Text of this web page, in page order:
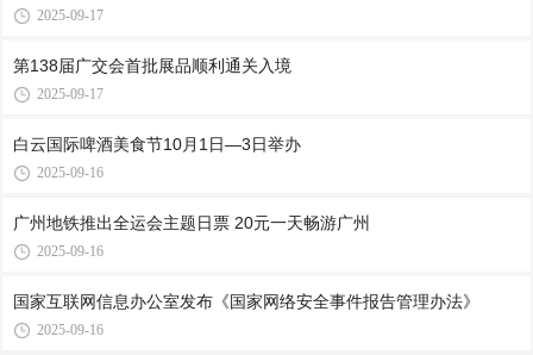
2025-09-17
第138届广交会首批展品顺利通关入境
2025-09-17
白云国际啤酒美食节10月1日—3日举办
2025-09-16
广州地铁推出全运会主题日票 20元一天畅游广州
2025-09-16
国家互联网信息办公室发布《国家网络安全事件报告管理办法》
2025-09-16